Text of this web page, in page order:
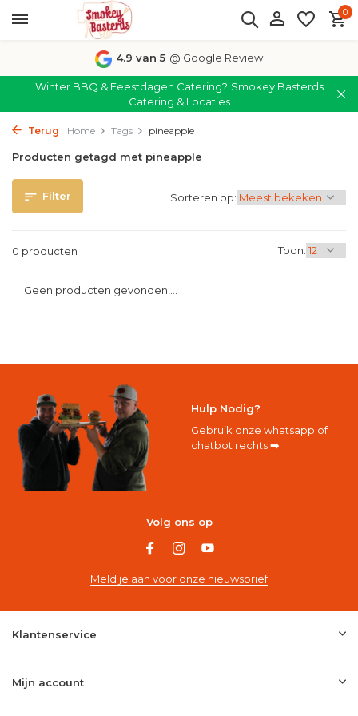
0
4.9 van 5 @ Google Review
Winter BBQ & Feestdagen Catering? Smokey Basterds
Catering & Locaties
Terug Home Tags pineapple
Producten getagd met pineapple
Filter
0 producten Toon:
Sorteren op:
Geen producten gevonden!...
Hulp Nodig?
Gebruik onze whatsapp of
chatbot rechts ➡️
Volg ons op
Meld je aan voor onze nieuwsbrief
Klantenservice
Mijn account